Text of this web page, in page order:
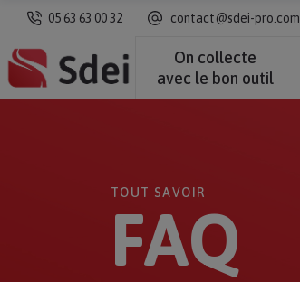
05 63 63 00 32 contact@sdei-pro.com
On collecte
avec le bon outil
TOUT SAVOIR
FAQ